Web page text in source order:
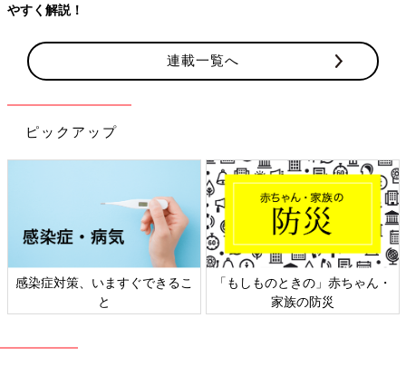
連載一覧へ
ピックアップ
策、いますぐできるこ
「もしものときの」赤ちゃん・
家族の防災
日本外